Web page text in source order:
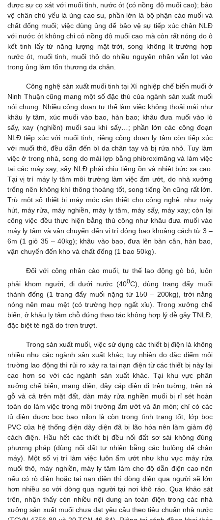
được sự cọ xát với muối tinh, nước ót (có nồng độ muối cao); bảo
vệ chân chủ yếu là ủng cao su, phần lớn là bộ phận cào muối và
chất đống muối; việc dùng ủng để bảo vệ sự tiếp xúc chân NLĐ
với nước ót không chỉ có nồng độ muối cao mà còn rất nóng do ô
kết tinh lấy từ năng lượng mặt trời, song không ít trường hợp
nước ót, muối tinh, muối thô do nhiều nguyên nhân vẫn lọt vào
trong ủng làm tổn thương da chân.
Công nghệ sản xuất muối tinh tại Xí nghiệp chế biến muối ở
Ninh Thuận cũng mang một số đặc thù của ngành sản xuất muối
nói chung. Nhiều công đoạn tư thế làm việc không thoải mái như
khâu ly tâm, xúc muối vào bao, hàn bao; khâu đưa muối vào lò
sấy, xay (nghiền) muối sau khi sấy…; phần lớn các công đoạn
NLĐ tiếp xúc với muối tinh, riêng công đoạn ly tâm còn tiếp xúc
với muối thô, đều dẫn đến bì da chân tay và bị rứa nhỏ. Tuy làm
việc ở trong nhà, song do mái lợp bằng phibroximăng và làm việc
tại các máy xay, sấy NLĐ phải chịu tiếng ồn và nhiệt bức xạ cao.
Tại vị trí máy ly tâm môi trường làm việc ẩm ướt, do nhà xưởng
trống nên không khí thông thoáng tốt, song tiếng ồn cũng rất lớn.
Trừ một số thiết bị máy móc cần thiết cho công nghệ: như máy
hút, máy rửa, máy nghiền, máy ly tâm, máy sấy, máy xay; còn lại
công việc đều thực hiện bằng thủ công như khâu đưa muối vào
máy ly tâm và vận chuyển đến vị trí đóng bao khoảng cách từ 3 –
6m (1 giỏ 35 – 40kg); khâu vào bao, đưa lên bàn cân, hàn bao,
vận chuyển đến kho và chất đống (1 bao 50kg).
Đối với công nhân cào muối, tư thế lao động gò bó, luôn
phải khom người, đi dưới nước (400C), dùng trang đẩy muối
thành đống (1 trang đẩy muối nặng từ 150 – 200kg), trời nắng
nóng nên mau mệt (có trường hợp ngất xỉu). Trong xưởng chế
biến, ở khâu ly tâm chỗ đứng thao tác không hợp lý dễ gây TNLĐ,
đặc biệt té ngã do trơn trượt.
Trong sản xuất muối, việc sử dụng các thiết bị điện là không
nhiều như các ngành sản xuất khác, tuy nhiên do đặc điểm môi
trường lao động thì rủi ro xảy ra tai nạn điện từ các thiết bị này lại
cao hơn so với các ngành sản xuất khác. Tại khu vực phân
xưởng chế biến, mạng điện, dây cáp điện đi trên tường, trên xà
gỗ và cả trên mặt đất, dàn máy rửa nghiền muối bị rỉ sét hoàn
toàn do làm việc trong môi trường ẩm ướt và ăn mòn; chỉ có các
tủ điện được bọc bao nilon là còn trong tình trạng tốt, lớp bọc
PVC của hệ thống điện dây diện đã bị lão hóa nên làm giảm độ
cách điện. Hầu hết các thiết bị đều nối đất sơ sài không đúng
phương pháp (dùng nối đất tự nhiên bằng các bulông đế chân
máy). Một số vị trí làm việc luôn ẩm ướt như khu vực máy rửa
muối thô, máy nghiền, máy ly tâm làm cho độ dẫn điện cao nên
nếu có rò điện hoặc tai nạn điện thì dòng điện qua người sẽ lớn
hơn nhiều so với dòng qua người tại nơi khô ráo. Qua khảo sát
trên, nhận thấy còn nhiều nội dung an toàn điện trong các nhà
xưởng sản xuất muối chưa đạt yêu cầu theo tiêu chuẩn nhà nước